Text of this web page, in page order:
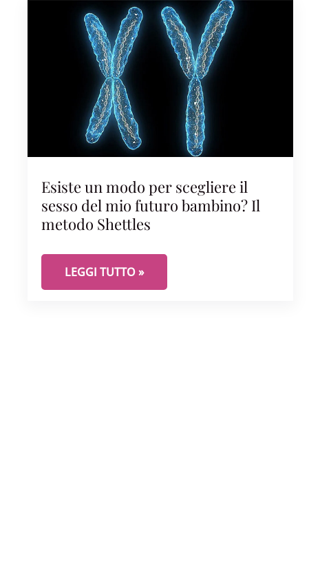
Esiste un modo per scegliere il
sesso del mio futuro bambino? Il
metodo Shettles
ESISTE UN MODO PER SCEGLIERE IL SESSO
LEGGI TUTTO »